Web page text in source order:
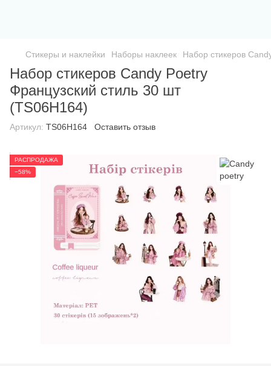
Стикеры и наклейки Наборы наклеек Набор стикеров
Набор стикеров Candy Poetry
Французский стиль 30 шт
(TS06H164)
Артикул: TS06H164 Оставить отзыв
РАСПРОДАЖА
−58%